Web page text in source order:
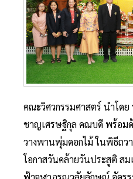
คณะวิศวกรรมศาสตร์ นำโด
ชาญเศรษฐิกุล คณบดี พร้อม
วางพานพุ่มดอกไม้ ในพิธีถว
โอกาสวันคล้ายวันประสูติ สม